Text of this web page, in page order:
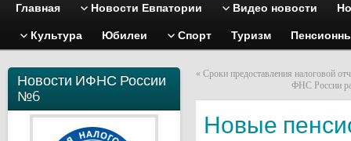
Главная Новости Евпатории Видео новости
Культура Юбилеи Спорт Туризм
Новости ИФНС России
№6
« Сроки предоставления налоговой
ФНС России
Новые